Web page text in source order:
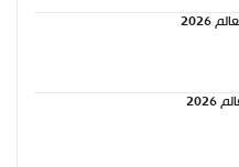
موعد مباراة الأرجنتين والجزائر في كأس العالم 2026
موعد مباراة العراق والنرويج في كأس العالم 2026